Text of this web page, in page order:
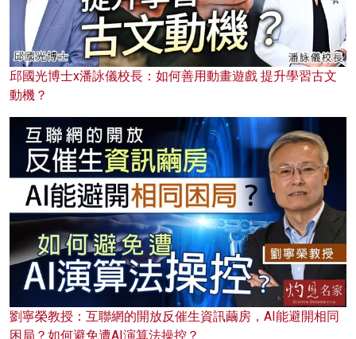
邱國光博士x潘詠儀校長：如何善用動畫遊戲 提升學習古文
動機？
劉寧榮教授：互聯網的開放反催生資訊繭房，AI能避開相同
困局？如何避免遭AI演算法操控？